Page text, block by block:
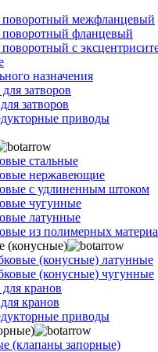
поворотный межфланцевый
поворотный фланцевый
с
назначения
затворов
затворов
приводы
стальные
нержавеющие
с удлиненным штоком
чугунные
латунные
из полимерных
(конусные)
(конусные) латунные
(конусные) чугунные
кранов
кранов
приводы
(клапаны запорные)